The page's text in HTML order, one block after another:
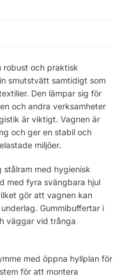
robust och praktisk
smutstvätt samtidigt som
Den lämpar sig för
och andra verksamheter
är viktigt. Vagnen är
och ger en stabil och
miljöer.
stålram med hygienisk
med fyra svängbara hjul
gör att vagnen kan
Gummibuffertar i
väggar vid trånga
med öppna hyllplan för
för att montera